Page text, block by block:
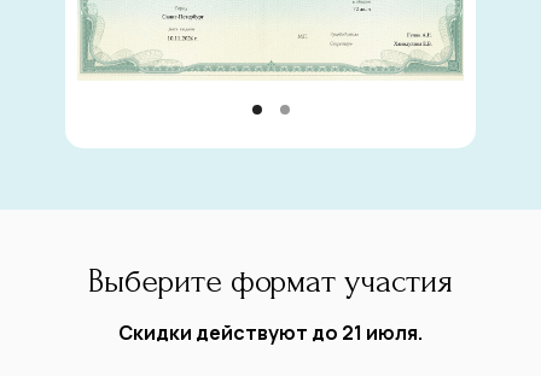
Выберите формат участия
Скидки действуют до 21 июля.